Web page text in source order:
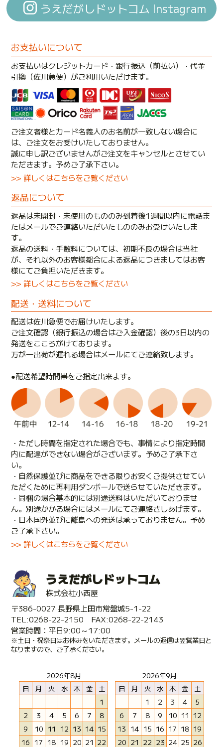
うえだがしドットコム Instagram
お支払いについて
お支払いはクレジットカード・銀行振込（前払い）・代金
引換（佐川急便）がご利用いただけます。
ご注文者様とカード名義人のお名前が一致しない場合に
は、ご注文をお受けいたしておりません。
誠に申し訳ございませんがご注文をキャンセルとさせてい
ただきます。予めご了承下さい。
>> 詳しくはこちらをご覧ください
返品について
返品は未開封・未使用のもののみ到着後1週間以内に電話ま
たはメールでご連絡いただいたもののみお受けいたしま
す。
返品の送料・手数料については、初期不良の場合は当社
が、それ以外のお客様都合による返品につきましてはお客
様にてご負担いただきます。
>> 詳しくはこちらをご覧ください
配送・送料について
配送は佐川急便でお届けいたします。
ご注文確認（銀行振込の場合はご入金確認）後の3日以内の
発送をこころがけております。
万が一出荷が遅れる場合はメールにてご連絡致します。
●配送希望時間帯をご指定出来ます。
・ただし時間を指定された場合でも、事情により指定時間
内に配達ができない場合がございます。予めご了承下さ
い。
・自然保護並びに商品をできる限りお安くご提供させてい
ただくために再利用ダンボールで送らせていただきます。
・同梱の場合基本的には別途送料はいただいておりませ
ん。別途かかる場合にはメールにてご連絡さしあげます。
・日本国外並びに離島への発送は承っておりません。予め
ご了承下さい。
>> 詳しくはこちらをご覧ください
うえだがしドットコム
株式会社小西屋
〒386-0027 長野県上田市常盤城5-1-22
TEL:0268-22-2150 FAX:0268-22-2143
営業時間：平日9:00～17:00
※土日・祝祭日はお休みをいただきます。メールの返信は翌営業日と
なりますので、ご了承ください。
2026年8月
日
月 火 水 木 金
土
1
2
3 4 5 6 7
8
9
10 11 12 13 14 15
16 17 18 19 20 21 22
2026年9月
日
月 火 水 木 金
土
1
2 3 4
5
6
7 8 9 10 11 12
13 14 15 16 17 18 19
20 21 22 23 24 25 26